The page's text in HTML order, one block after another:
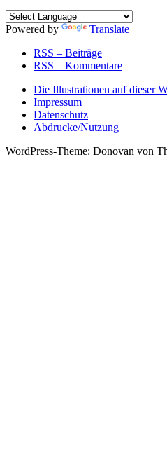
Powered by
Translate
RSS – Beiträge
RSS – Kommentare
Die Illustrationen auf dieser
Impressum
Datenschutz
Abdrucke/Nutzung
WordPress-Theme: Donovan von